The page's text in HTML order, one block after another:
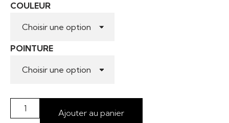
COULEUR
POINTURE
Ajouter au panier